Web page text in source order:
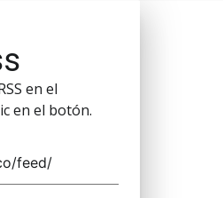
en el
en el botón.